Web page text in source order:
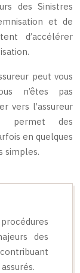
des Sinistres
et de
d’accélérer
peut vous
n’êtes pas
vers l’assureur
permet des
en quelques
simples.
des